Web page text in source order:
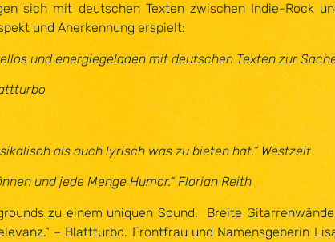
sich mit deutschen Texten zwischen Indie-Rock
und Anerkennung erspielt:
und energiegeladen mit deutschen Texten zur
als auch lyrisch was zu bieten hat.“ Westzeit
und jede Menge Humor.“ Florian Reith
zu einem uniquen Sound. Breite
– Blattturbo. Frontfrau und Namensgeberin